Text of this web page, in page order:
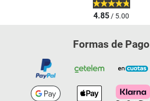
4.85/ 5.00
Formas de Pago